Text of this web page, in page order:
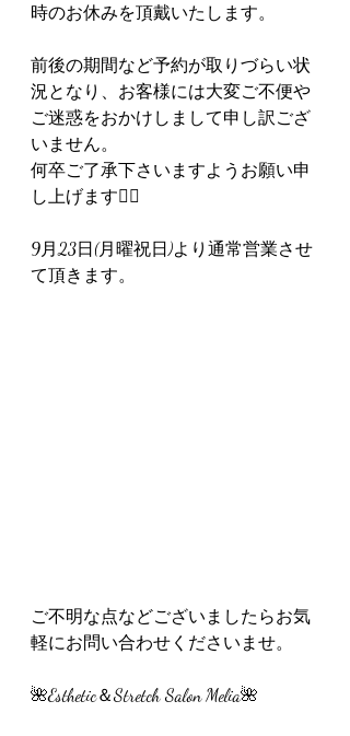
時のお休みを頂戴いたします。
前後の期間など予約が取りづらい状
況となり、お客様には大変ご不便や
ご迷惑をおかけしまして申し訳ござ
いません。
何卒ご了承下さいますようお願い申
し上げます🙇‍♀️
9月23日(月曜祝日)より通常営業させ
て頂きます。
ご不明な点などございましたらお気
軽にお問い合わせくださいませ。
🌺Esthetic＆Stretch Salon Melia🌺